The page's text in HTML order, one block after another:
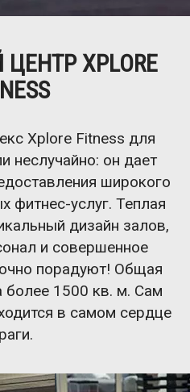
процесса в
центре
и педагог
участие в
уделяется йоге,
растяжке и
XPLORE
неслучайно: он дает
широкого
фитнес-услуг. Теплая
дизайн залов,
и совершенное
порадуют! Общая
1500 кв. м. Сам
в самом сердце